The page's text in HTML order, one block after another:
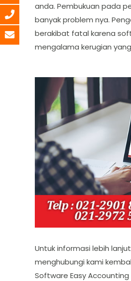
anda. Pembukuan pada
banyak problem nya.
berakibat fatal karena
mengalama kerugian
Untuk informasi lebih
menghubungi kami
Software Easy